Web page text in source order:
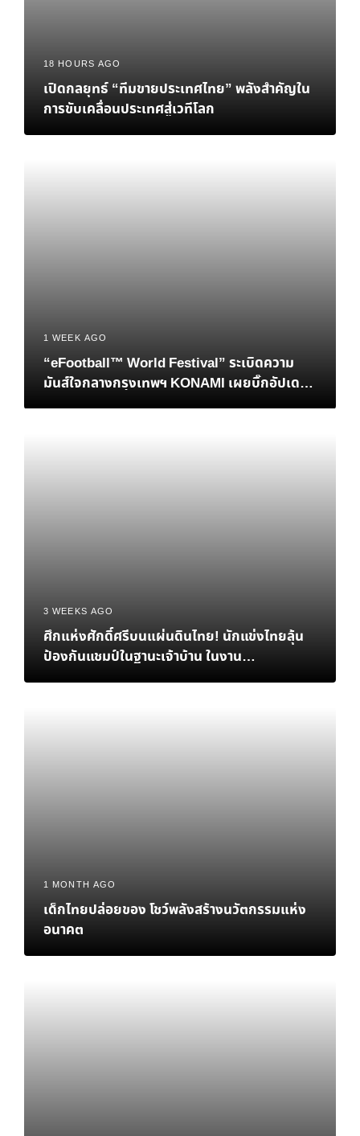
18 HOURS AGO
เปิดกลยุทธ์ “ทีมขายประเทศไทย” พลังสำคัญใน
การขับเคลื่อนประเทศสู่เวทีโลก
1 WEEK AGO
“eFootball™ World Festival” ระเบิดความ
มันส์ใจกลางกรุงเทพฯ KONAMI เผยบิ๊กอัปเดต
เอาใจแฟนบอลชาวไทย พร้อมปิดฉากศึกชิงแชมป์
3 WEEKS AGO
ศึกแห่งศักดิ์ศรีบนแผ่นดินไทย! นักแข่งไทยลุ้น
ป้องกันแชมป์ในฐานะเจ้าบ้าน ในงาน
1 MONTH AGO
เด็กไทยปล่อยของ โชว์พลังสร้างนวัตกรรมแห่ง
อนาคต